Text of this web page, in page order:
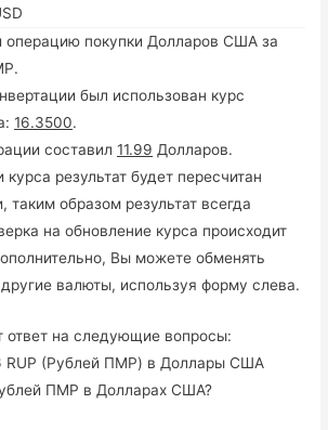
операцию покупки Долларов США за
был использован курс
16.3500.
составил11.99 Долларов.
результат будет пересчитан
таким образом результат всегда
на обновление курса происходит
Вы можете обменять
валюты, используя форму слева.
ответ на следующие вопросы:
RUP (Рублей ПМР) в Доллары США
ПМР в Долларах США?